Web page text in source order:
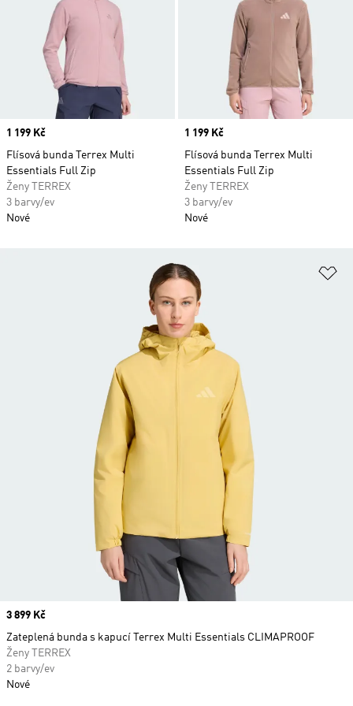
Price
1 199 Kč
Flísová bunda Terrex Multi
Essentials Full Zip
Ženy TERREX
3 barvy/ev
Nové
Price
1 199 Kč
Flísová bunda Terrex Multi
Essentials Full Zip
Ženy TERREX
3 barvy/ev
Nové
Price
3 899 Kč
Zateplená bunda s kapucí Terrex Multi Essentials CLIMAPROOF
Ženy TERREX
2 barvy/ev
Nové